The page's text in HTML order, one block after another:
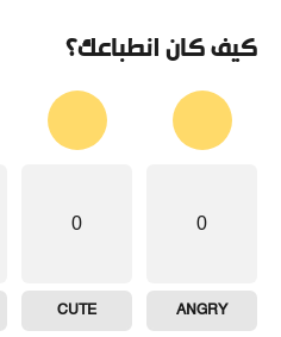
كيف كان انطباعك؟
0
ANGRY
0
CUTE